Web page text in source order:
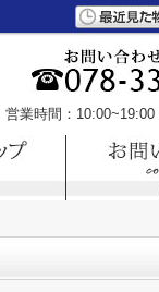
営業時間：10:00~19:00